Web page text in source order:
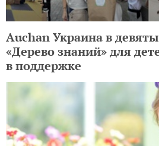
Auchan Украина в
«Дерево знаний» для
в поддержке